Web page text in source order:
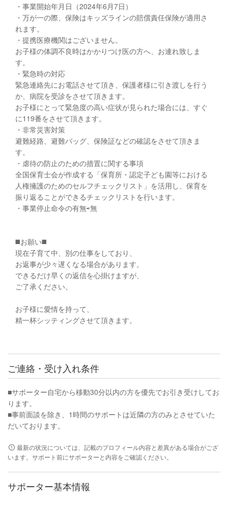
・事業開始年月日（2024年6月7日）
・万が一の際、保険はキッズラインの賠償責任保険が適用さ
れます。
・提携医療機関はございません。
お子様の体調不良時はかかりつけ医の方へ、お連れ致しま
す。
・緊急時の対応
緊急連絡先にお電話させて頂き、保護者様に引き渡しを行う
か、病院を受診をさせて頂きます。
お子様にとって緊急度の高い症状が見られた場合には、すぐ
に119番をさせて頂きます。
・非常災害対策
避難経路、避難バッグ、保険証などの確認をさせて頂きま
す。
・虐待の防止のための措置に関する事項
全国保育士会が作成する「保育所・認定子ども園等における
人権擁護のためのセルフチェックリスト」を活用し、保育を
振り返ることができるチェックリストを行います。
・事業停止命令の有無⇨無
◼️お願い◼️
現在子育て中、別の仕事をしており、
お返事が少々遅くなる場合があります。
できるだけ早くの返信を心掛けますが、
ご了承ください。
お子様に愛情を持って、
精一杯シッティングさせて頂きます。
ご連絡・受け入れ条件
■サポーター自宅から移動30分以内の方を優先でお引き受けしてお
ります。
■事前面談を除き、1時間のサポートは近隣の方のみとさせていた
だいております。
最新の状況については、記載のプロフィール内容と差異がある場合がござ
います。サポート前にサポーターと内容をご確認ください。
サポーター基本情報